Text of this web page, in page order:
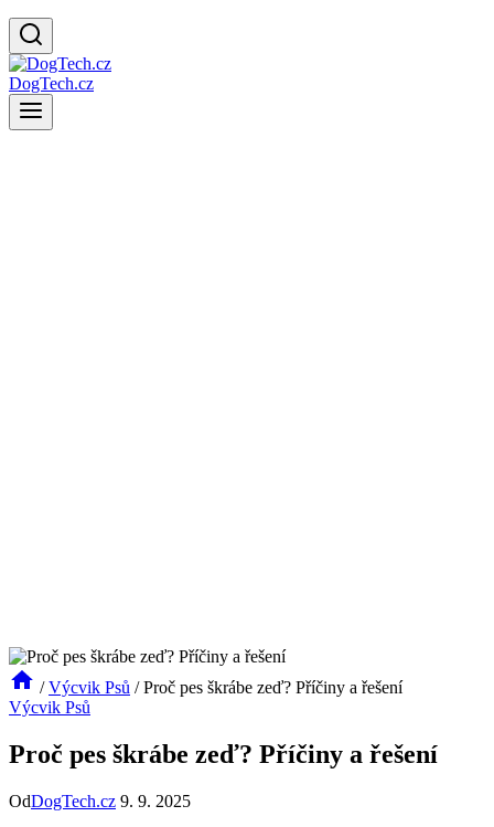
DogTech.cz
/ Výcvik Psů / Proč pes škrábe zeď? Příčiny a řešení
Výcvik Psů
Proč pes škrábe zeď? Příčiny a řešení
OdDogTech.cz 9. 9. 2025